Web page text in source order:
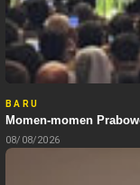
BARU
Momen-momen
08/08/2026